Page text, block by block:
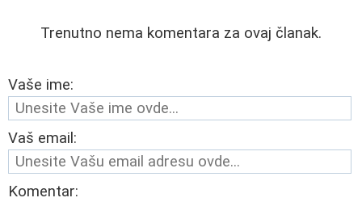
Trenutno nema komentara za ovaj članak.
Vaše ime:
Vaš email:
Komentar: